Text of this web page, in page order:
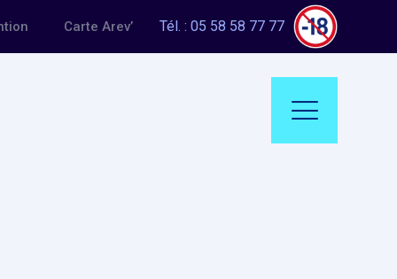
Carte Arev’ Tél. : 05 58 58 77 77